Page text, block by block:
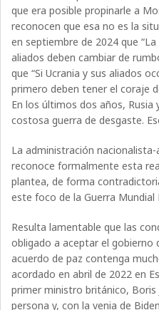
que era posible propinarle a
reconocen que esa no es la
en septiembre de 2024 que
aliados deben cambiar de
que “Si Ucrania y sus aliados
primero deben tener el coraje
En los últimos dos años, Rusia
costosa guerra de desgaste.
La administración
reconoce formalmente esta
plantea, de forma
este foco de la Guerra Mundial
Resulta lamentable que las
obligado a aceptar el gobierno
acuerdo de paz contenga
acordado en abril de 2022 en
primer ministro británico, Boris
persona y, con la venia de